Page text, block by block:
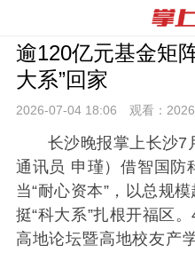
逾120亿元基金矩
大系”回家
2026-07-04 18:06 观看：
长沙晚报掌上长沙7
通讯员 申瑾）借智国防
当“耐心资本”，以总规
挺“科大系”扎根开福区
高地论坛暨高地校友产